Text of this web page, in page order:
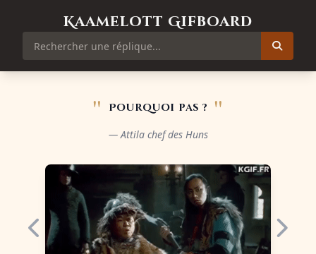
Kaamelott Gifboard
" Pourquoi pas ? "
— Attila chef des Huns